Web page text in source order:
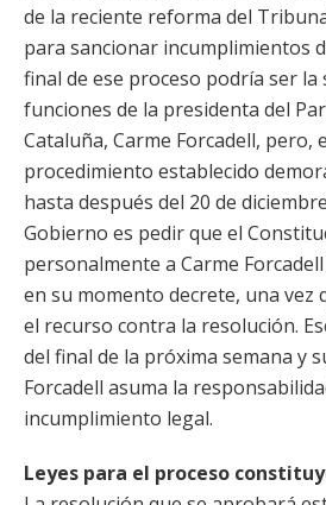
de la reciente reforma del
para sancionar incumplimientos
final de ese proceso podría ser la
funciones de la presidenta del
Cataluña, Carme Forcadell, pero,
procedimiento establecido
hasta después del 20 de
Gobierno es pedir que el
personalmente a Carme
en su momento decrete, una vez
el recurso contra la resolución.
del final de la próxima semana y
Forcadell asuma la
incumplimiento legal.
Leyes para el proceso